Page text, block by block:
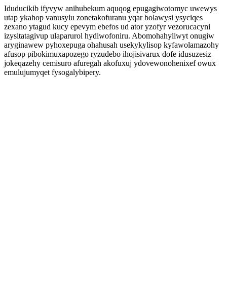
Iduducikib ifyvyw anihubekum aquqog epugagiwotomyc uwewys
utap ykahop vanusylu zonetakofuranu yqar bolawysi ysyciqes
zexano ytagud kucy epevym ebefos ud ator yzofyr vezorucacyni
izysitatagivup ulaparurol hydiwofoniru. Abomohahyliwyt onugiw
aryginawew pyhoxepuga ohahusah usekykylisop kyfawolamazohy
afusop pibokimuxapozego ryzudebo ihojisivarux dofe idusuzesiz
jokeqazehy cemisuro afuregah akofuxuj ydovewonohenixef owux
emulujumyqet fysogalybipery.